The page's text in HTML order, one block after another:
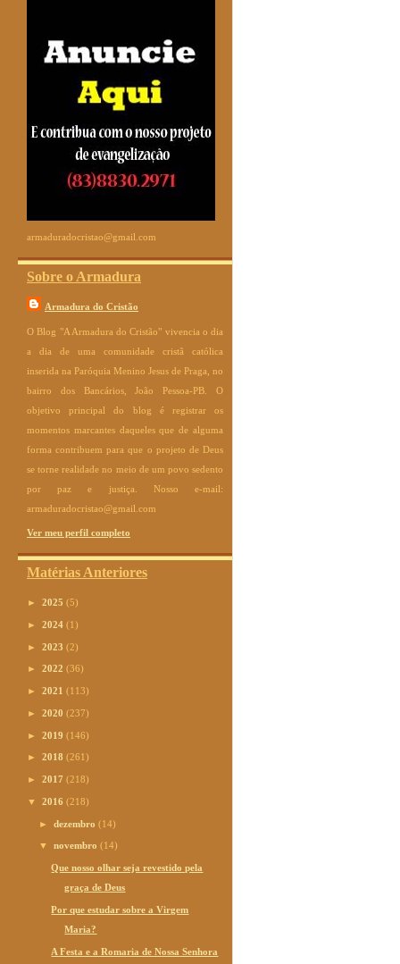
armaduradocristao@gmail.com
Sobre o Armadura
Armadura do Cristão
O Blog "A Armadura do Cristão" vivencia o dia
a dia de uma comunidade cristã católica
inserida na Paróquia Menino Jesus de Praga, no
bairro dos Bancários, João Pessoa-PB. O
objetivo principal do blog é registrar os
momentos marcantes daqueles que de alguma
forma contribuem para que o projeto de Deus
se torne realidade no meio de um povo sedento
por paz e justiça. Nosso e-mail:
armaduradocristao@gmail.com
Ver meu perfil completo
Matérias Anteriores
► 2025 (5)
► 2024 (1)
► 2023 (2)
► 2022 (36)
► 2021 (113)
► 2020 (237)
► 2019 (146)
► 2018 (261)
► 2017 (218)
▼ 2016 (218)
►dezembro(14)
▼novembro(14)
Que nosso olhar seja revestido pela
graça de Deus
Por que estudar sobre a Virgem
Maria?
A Festa e a Romaria de Nossa Senhora